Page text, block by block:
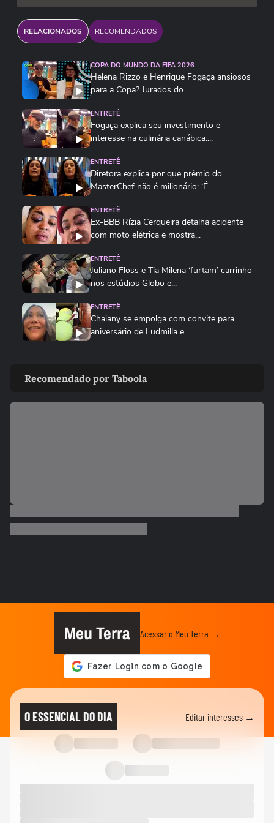
RELACIONADOS RECOMENDADOS
COPA DO MUNDO DA FIFA 2026
Helena Rizzo e Henrique Fogaça ansiosos
para a Copa? Jurados do...
ENTRETÊ
Fogaça explica seu investimento e
interesse na culinária canábica:...
ENTRETÊ
Diretora explica por que prêmio do
MasterChef não é milionário: ‘É...
ENTRETÊ
Ex-BBB Rízia Cerqueira detalha acidente
com moto elétrica e mostra...
ENTRETÊ
Juliano Floss e Tia Milena ‘furtam’ carrinho
nos estúdios Globo e...
ENTRETÊ
Chaiany se empolga com convite para
aniversário de Ludmilla e...
Juliano para noite de...
ENTRETÊ
Dummy 'gigante' sem fantasia e...
Ana Paula Renault vence o BBB 26; veja
discurso de Tadeu Schmidt:...
Relembre vídeo gravado pelo pai de Ana
Paula durante confinamento...
REALITY SHOWS
Quem era Gerardo Renault, pai de Ana
Paula, que faleceu aos 96 anos
Recomendado por Taboola
Meu Terra Acessar o Meu Terra →
O ESSENCIAL DO DIA Editar interesses →